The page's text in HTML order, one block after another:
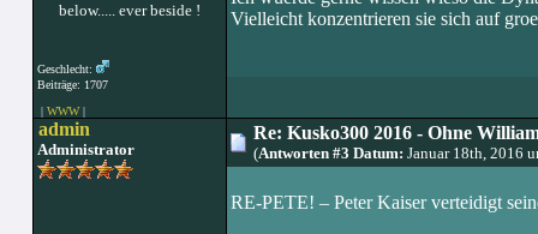
below..... ever beside !
Geschlecht:
Beiträge: 1707
| WWW|
Vielleicht konzentrieren sie sich auf
admin
Administrator
Re: Kusko300 2016 - Ohne
(Antworten #3 Datum: Januar 18th, 2016
RE-PETE! – Peter Kaiser verteidigt